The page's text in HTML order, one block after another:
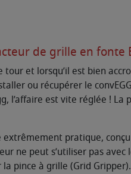
de grille en fonte
et lorsqu’il est bien
ou récupérer le
l’affaire est vite réglée !
extrêmement pratique,
ne peut s’utiliser pas
pince à grille (Grid Gripper).